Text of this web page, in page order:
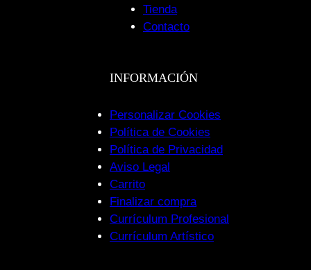
Tienda
Contacto
INFORMACIÓN
Personalizar Cookies
Política de Cookies
Política de Privacidad
Aviso Legal
Carrito
Finalizar compra
Currículum Profesional
Currículum Artístico